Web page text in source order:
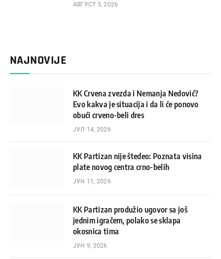
АВГУСТ 5, 2026
NAJNOVIJE
KK Crvena zvezda i Nemanja Nedović?
Evo kakva je situacija i da li će ponovo
obući crveno-beli dres
ЈУЛ 14, 2026
KK Partizan nije štedeo: Poznata visina
plate novog centra crno-belih
ЈУН 11, 2026
KK Partizan produžio ugovor sa još
jednim igračem, polako se sklapa
okosnica tima
ЈУН 9, 2026